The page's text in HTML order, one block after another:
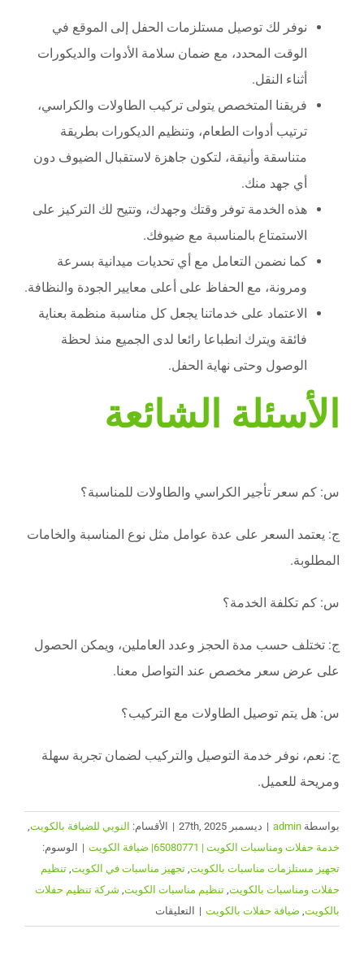
نوفر لك توصيل مستلزمات الحفل إلى الموقع في
الوقت المحدد، مع ضمان سلامة الأدوات والديكورات
أثناء النقل.
فريقنا المتخصص يتولى تركيب الطاولات والكراسي،
ترتيب أدوات الطعام، وتنظيم الديكورات بطريقة
متناسقة وأنيقة، لتكون جاهزة لاستقبال الضيوف دون
أي جهد منك.
هذه الخدمة توفر وقتك وجهدك، وتتيح لك التركيز على
الاستمتاع بالمناسبة مع ضيوفك.
كما نضمن التعامل مع أي تحديات ميدانية بسرعة
ومرونة، مع الحفاظ على أعلى معايير الجودة والنظافة.
الاعتماد على خدماتنا يجعل كل مناسبة منظمة بعناية
فائقة ويترك انطباعا رائعا لدى الجميع منذ لحظة
الوصول وحتى نهاية الحفل.
الأسئلة الشائعة
س: كم سعر تأجير الكراسي والطاولات للمناسبة؟
ج: يعتمد السعر على عدة عوامل مثل نوع المناسبة والخامات
المطلوبة.
س: كم تكلفة الخدمة؟
ج: تختلف حسب مدة الحجز وعدد العاملين، ويمكن الحصول
على عرض سعر مخصص عند التواصل معنا.
س: هل يتم توصيل الطاولات مع التركيب؟
ج: نعم، نوفر خدمة التوصيل والتركيب لضمان تجربة سهلة
ومريحة للعميل.
بواسطة admin
| ديسمبر 27th, 2025 | الأقسام: النوبي للضيافة بالكويت
خدمة حفلات ومناسبات الكويت | 65080771| ضيافة الكويت
| الوسوم:
تجهيز مستلزمات مناسبات بالكويت تجهيز مناسبات في الكويت تنظيم
حفلات ومناسبات بالكويت تنظيم مناسبات الكويت شركة تنظيم حفلات
بالكويت ضيافة حفلات بالكويت | التعليقات
تنظيم